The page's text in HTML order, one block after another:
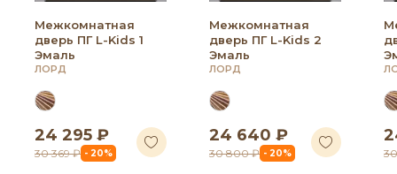
Межкомнатная
дверь ПГ L-Kids 1
Эмаль
ЛОРД
24 295 ₽
30 369 ₽ - 20%
Межкомнатная
дверь ПГ L-Kids 2
Эмаль
ЛОРД
24 640 ₽
30 800 ₽ - 20%